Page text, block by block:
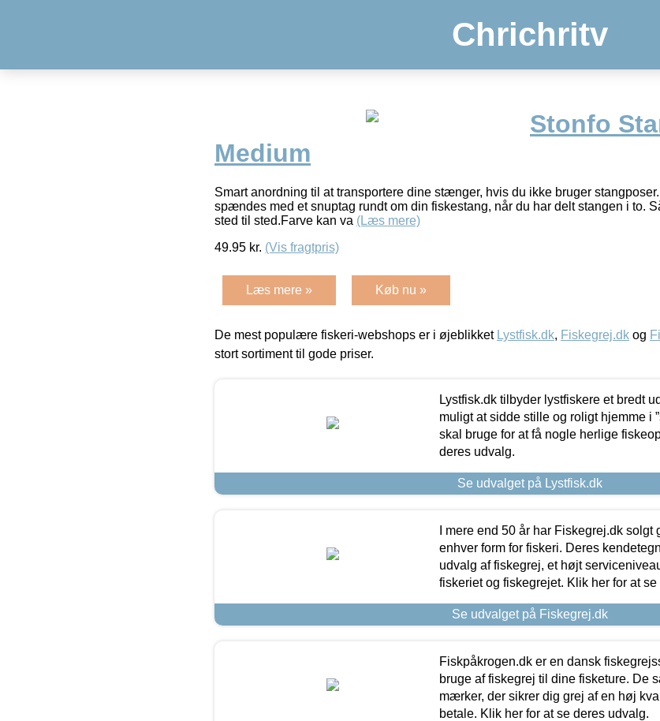
Chrichritv
Stonfo
Medium
Smart anordning til at transportere dine stænger, hvis du ikke bruger
spændes med et snuptag rundt om din fiskestang, når du har delt stangen i to.
sted til sted.Farve kan va (Læs mere)
49.95 kr. (Vis fragtpris)
Læs mere » Køb nu »
De mest populære fiskeri-webshops er i øjeblikket Lystfisk.dk, Fiskegrej.dk og
stort sortiment til gode priser.
Lystfisk.dk tilbyder lystfiskere et bredt
muligt at sidde stille og roligt hjemme i
skal bruge for at få nogle herlige
deres udvalg.
Se udvalget på Lystfisk.dk
I mere end 50 år har Fiskegrej.dk solgt
enhver form for fiskeri. Deres
udvalg af fiskegrej, et højt
fiskeriet og fiskegrejet. Klik her for at
Se udvalget på Fiskegrej.dk
Fiskpåkrogen.dk er en dansk
bruge af fiskegrej til dine fisketure. De
mærker, der sikrer dig grej af en høj
betale. Klik her for at se deres udvalg.